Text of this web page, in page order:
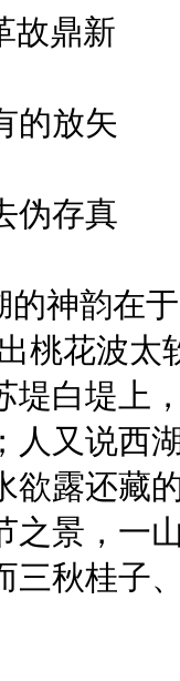
鼎新
放矢
存真
韵在于
桃花波太
堤白堤上
人又说西
欲露还藏
之景，一
三秋桂子